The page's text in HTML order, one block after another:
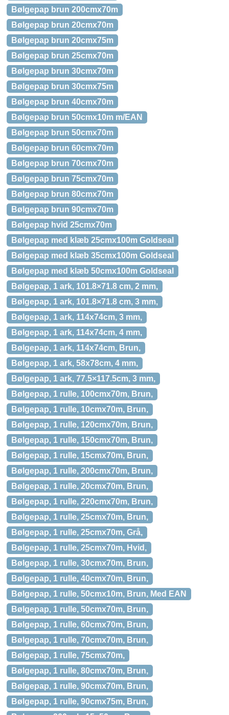
Bølgepap brun 200cmx70m
Bølgepap brun 20cmx70m
Bølgepap brun 20cmx75m
Bølgepap brun 25cmx70m
Bølgepap brun 30cmx70m
Bølgepap brun 30cmx75m
Bølgepap brun 40cmx70m
Bølgepap brun 50cmx10m m/EAN
Bølgepap brun 50cmx70m
Bølgepap brun 60cmx70m
Bølgepap brun 70cmx70m
Bølgepap brun 75cmx70m
Bølgepap brun 80cmx70m
Bølgepap brun 90cmx70m
Bølgepap hvid 25cmx70m
Bølgepap med klæb 25cmx100m Goldseal
Bølgepap med klæb 35cmx100m Goldseal
Bølgepap med klæb 50cmx100m Goldseal
Bølgepap, 1 ark, 101.8×71.8 cm, 2 mm,
Bølgepap, 1 ark, 101.8×71.8 cm, 3 mm,
Bølgepap, 1 ark, 114x74cm, 3 mm,
Bølgepap, 1 ark, 114x74cm, 4 mm,
Bølgepap, 1 ark, 114x74cm, Brun,
Bølgepap, 1 ark, 58x78cm, 4 mm,
Bølgepap, 1 ark, 77.5×117.5cm, 3 mm,
Bølgepap, 1 rulle, 100cmx70m, Brun,
Bølgepap, 1 rulle, 10cmx70m, Brun,
Bølgepap, 1 rulle, 120cmx70m, Brun,
Bølgepap, 1 rulle, 150cmx70m, Brun,
Bølgepap, 1 rulle, 15cmx70m, Brun,
Bølgepap, 1 rulle, 200cmx70m, Brun,
Bølgepap, 1 rulle, 20cmx70m, Brun,
Bølgepap, 1 rulle, 220cmx70m, Brun,
Bølgepap, 1 rulle, 25cmx70m, Brun,
Bølgepap, 1 rulle, 25cmx70m, Grå,
Bølgepap, 1 rulle, 25cmx70m, Hvid,
Bølgepap, 1 rulle, 30cmx70m, Brun,
Bølgepap, 1 rulle, 40cmx70m, Brun,
Bølgepap, 1 rulle, 50cmx10m, Brun, Med EAN
Bølgepap, 1 rulle, 50cmx70m, Brun,
Bølgepap, 1 rulle, 60cmx70m, Brun,
Bølgepap, 1 rulle, 70cmx70m, Brun,
Bølgepap, 1 rulle, 75cmx70m,
Bølgepap, 1 rulle, 80cmx70m, Brun,
Bølgepap, 1 rulle, 90cmx70m, Brun,
Bølgepap, 1 rulle, 90cmx75m, Brun,